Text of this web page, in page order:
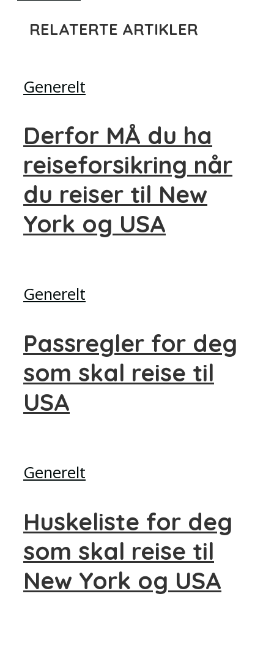
RELATERTE ARTIKLER
Generelt
Derfor MÅ du ha
reiseforsikring når
du reiser til New
York og USA
Generelt
Passregler for deg
som skal reise til
USA
Generelt
Huskeliste for deg
som skal reise til
New York og USA